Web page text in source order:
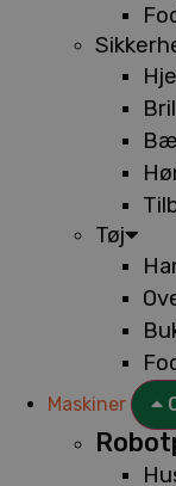
Tøj
Maskiner